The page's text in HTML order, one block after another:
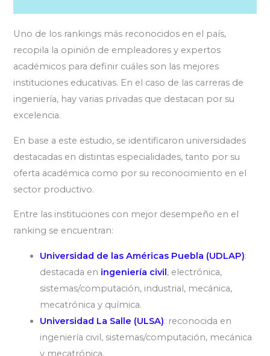
Uno de los rankings más reconocidos en el país,
recopila la opinión de empleadores y expertos
académicos para definir cuáles son las mejores
instituciones educativas. En el caso de las carreras de
ingeniería, hay varias privadas que destacan por su
excelencia.
En base a este estudio, se identificaron universidades
destacadas en distintas especialidades, tanto por su
oferta académica como por su reconocimiento en el
sector productivo.
Entre las instituciones con mejor desempeño en el
ranking se encuentran:
Universidad de las Américas Puebla (UDLAP):
destacada en ingeniería civil, electrónica,
sistemas/computación, industrial, mecánica,
mecatrónica y química.
Universidad La Salle (ULSA): reconocida en
ingeniería civil, sistemas/computación, mecánica
y mecatrónica.